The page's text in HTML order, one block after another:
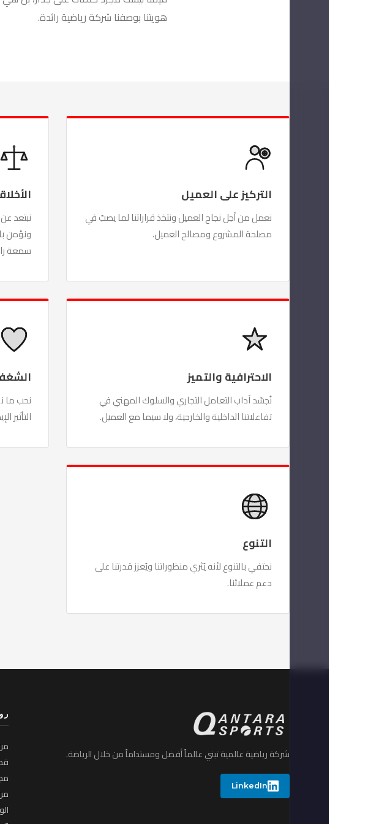
هويتنا بوصفنا شركة رياضية رائدة.
التركيز على العميل
نعمل من أجل نجاح العميل ونتخذ قراراتنا لما يصبّ في
مصلحة المشروع ومصالح العميل.
نبتعد
ونؤمن
سمعة
الاحترافية والتميز
نُجسّد آداب التعامل التجاري والسلوك المهني في
تفاعلاتنا الداخلية والخارجية، ولا سيما مع العميل.
نحب ما
التأثير
التنوع
نحتفي بالتنوع لأنه يُثري منظوراتنا ويُعزز قدرتنا على
دعم عملائنا.
شركة رياضية عالمية تبني عالماً أفضل ومستداماً من خلال الرياضة.
LinkedIn